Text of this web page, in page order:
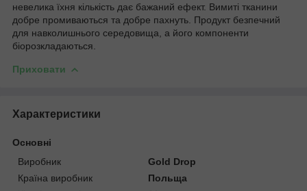
невелика їхня кількість дає бажаний ефект. Вимиті тканини
добре промиваються та добре пахнуть. Продукт безпечний
для навколишнього середовища, а його компоненти
біорозкладаються.
Приховати
Характеристики
Основні
Виробник
Gold Drop
Країна виробник
Польща